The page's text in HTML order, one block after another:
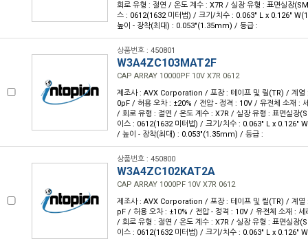
회로 유형 : 절연 / 온도 계수 : X7R / 실장 유형 : 표면실장
스 : 0612(1632 미터법) / 크기/치수 : 0.063" L x 0.126"
높이 - 장착(최대) : 0.053"(1.35mm) / 등급 :
상품번호 : 450801
W3A4ZC103MAT2F
CAP ARRAY 10000PF 10V X7R 0612
제조사 : AVX Corporation / 포장 : 테이프 및 릴(TR) / 계열
0pF / 허용 오차 : ±20% / 전압 - 정격 : 10V / 유전체 소재 :
/ 회로 유형 : 절연 / 온도 계수 : X7R / 실장 유형 : 표면실장
이스 : 0612(1632 미터법) / 크기/치수 : 0.063" L x 0.126"
/ 높이 - 장착(최대) : 0.053"(1.35mm) / 등급 :
상품번호 : 450800
W3A4ZC102KAT2A
CAP ARRAY 1000PF 10V X7R 0612
제조사 : AVX Corporation / 포장 : 테이프 및 릴(TR) / 계열
pF / 허용 오차 : ±10% / 전압 - 정격 : 10V / 유전체 소재 : 세
/ 회로 유형 : 절연 / 온도 계수 : X7R / 실장 유형 : 표면실장
이스 : 0612(1632 미터법) / 크기/치수 : 0.063" L x 0.126"